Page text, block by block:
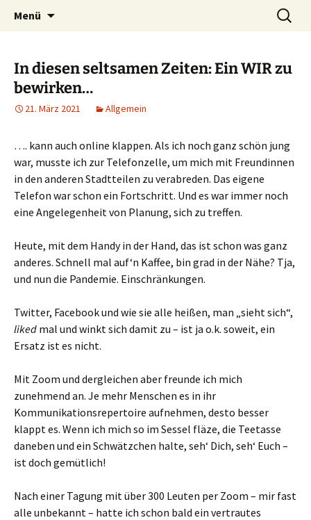
Ulrike Roderwald
Heilpraktische Psychotherapie
Menü
Suche
nach:
In diesen seltsamen Zeiten: Ein WIR zu
bewirken…
21. März 2021 Allgemein
…. kann auch online klappen. Als ich noch ganz schön jung
war, musste ich zur Telefonzelle, um mich mit Freundinnen
in den anderen Stadtteilen zu verabreden. Das eigene
Telefon war schon ein Fortschritt. Und es war immer noch
eine Angelegenheit von Planung, sich zu treffen.
Heute, mit dem Handy in der Hand, das ist schon was ganz
anderes. Schnell mal auf‘n Kaffee, bin grad in der Nähe? Tja,
und nun die Pandemie. Einschränkungen.
Twitter, Facebook und wie sie alle heißen, man „sieht sich“,
liked mal und winkt sich damit zu – ist ja o.k. soweit, ein
Ersatz ist es nicht.
Mit Zoom und dergleichen aber freunde ich mich
zunehmend an. Je mehr Menschen es in ihr
Kommunikationsrepertoire aufnehmen, desto besser
klappt es. Wenn ich mich so im Sessel fläze, die Teetasse
daneben und ein Schwätzchen halte, seh‘ Dich, seh‘ Euch –
ist doch gemütlich!
Nach einer Tagung mit über 300 Leuten per Zoom – mir fast
alle unbekannt – hatte ich schon bald ein vertrautes